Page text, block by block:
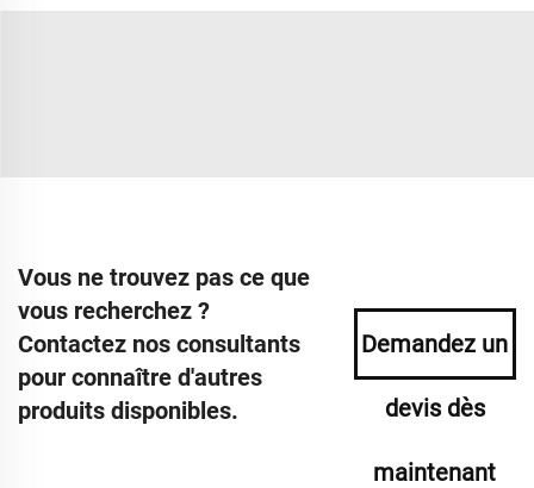
Vous ne trouvez pas ce que
vous recherchez ?
Contactez nos consultants
pour connaître d'autres
produits disponibles.
Demandez un
devis dès
maintenant